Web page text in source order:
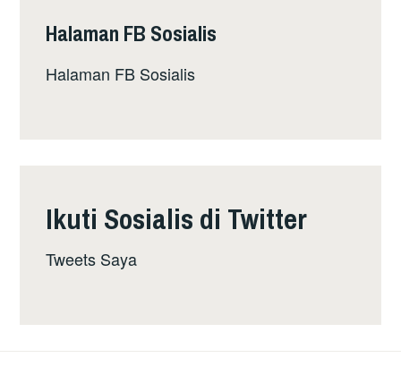
Halaman FB Sosialis
Halaman FB Sosialis
Ikuti Sosialis di Twitter
Tweets Saya